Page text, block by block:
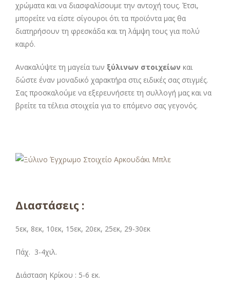
χρώματα και να διασφαλίσουμε την αντοχή τους. Έτσι,
μπορείτε να είστε σίγουροι ότι τα προϊόντα μας θα
διατηρήσουν τη φρεσκάδα και τη λάμψη τους για πολύ
καιρό.
Ανακαλύψτε τη μαγεία των ξύλινων στοιχείων και
δώστε έναν μοναδικό χαρακτήρα στις ειδικές σας στιγμές.
Σας προσκαλούμε να εξερευνήσετε τη συλλογή μας και να
βρείτε τα τέλεια στοιχεία για το επόμενο σας γεγονός.
Διαστάσεις :
5εκ, 8εκ, 10εκ, 15εκ, 20εκ, 25εκ, 29-30εκ
Πάχ. 3-4χιλ.
Διάσταση Κρίκου : 5-6 εκ.